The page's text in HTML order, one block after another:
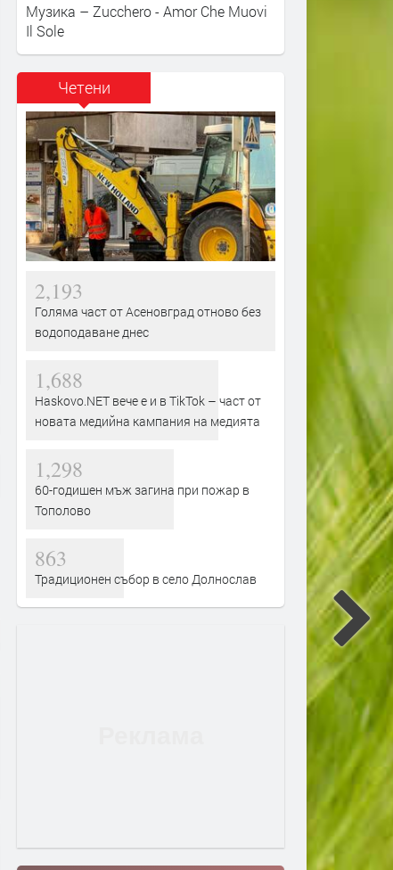
Музика – Zucchero - Amor Che Muovi
Il Sole
Четени
2,193
Голяма част от Асеновград отново без
водоподаване днес
1,688
Haskovo.NET вече е и в TikTok – част от
новата медийна кампания на медията
1,298
60-годишен мъж загина при пожар в
Тополово
863
Традиционен събор в село Долнослав